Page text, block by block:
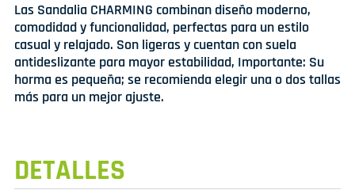
Las Sandalia CHARMING combinan diseño moderno,
comodidad y funcionalidad, perfectas para un estilo
casual y relajado. Son ligeras y cuentan con suela
antideslizante para mayor estabilidad, Importante: Su
horma es pequeña; se recomienda elegir una o dos tallas
más para un mejor ajuste.
DETALLES